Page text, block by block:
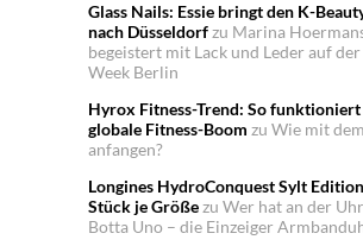
Glass Nails: Essie bringt den K-
nach Düsseldorfzu Marina
begeistert mit Lack und Leder auf
Week Berlin
Hyrox Fitness-Trend: So
globale Fitness-Boom zu Wie mit
anfangen?
Longines HydroConquest Sylt
Stück je Größezu Wer hat an der
Botta Uno – die Einzeiger